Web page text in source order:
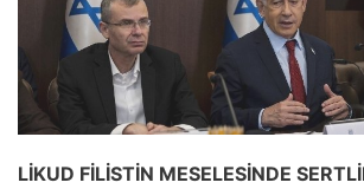
LİKUD FİLİSTİN MESELESİNDE